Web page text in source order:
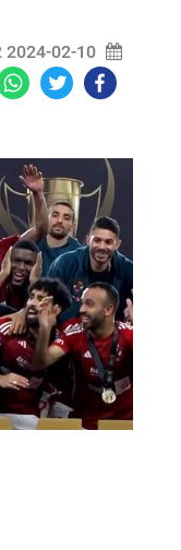
2024-02-10 12:45:32
Facebook
Twitter